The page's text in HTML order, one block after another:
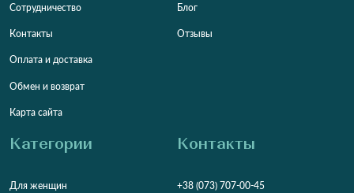
Сотрудничество
Контакты
Оплата и доставка
Обмен и возврат
Карта сайта
Блог
Отзывы
Категории
Для женщин
Контакты
+38 (073) 707-00-45